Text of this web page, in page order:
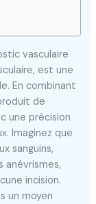
vasculaire
est une
En combinant
de
une précision
Imaginez que
sanguins,
anévrismes,
incision.
un moyen